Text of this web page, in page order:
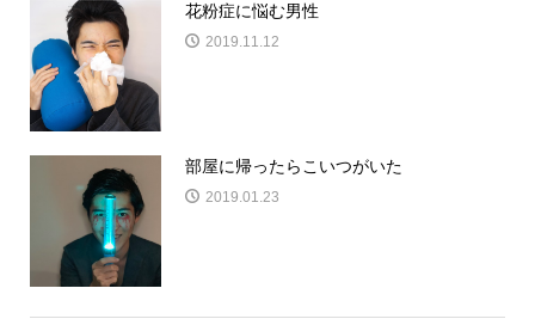
花粉症に悩む男性
2019.11.12
部屋に帰ったらこいつがいた
2019.01.23